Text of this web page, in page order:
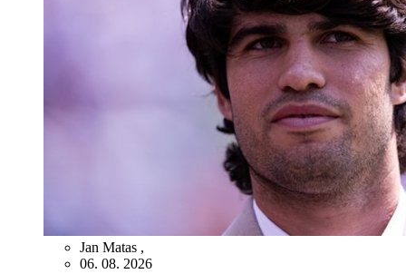
Jan Matas ,
06. 08. 2026